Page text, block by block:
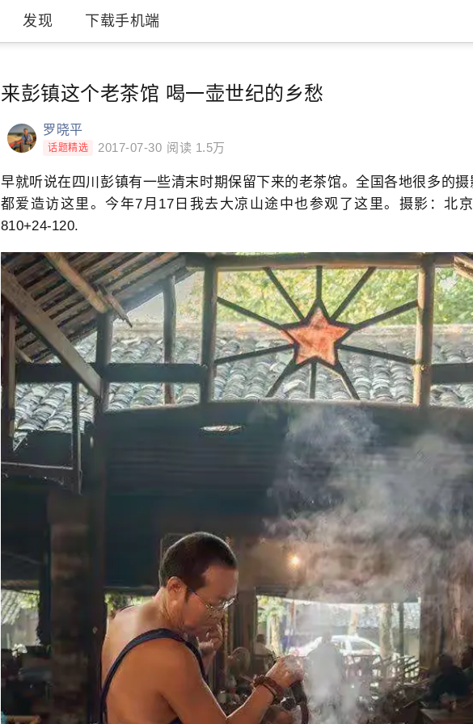
发现 下载手机端
来彭镇这个老茶馆 喝一壶世纪的乡愁
罗晓平
话题精选 2017-07-30 阅读 1.5万
早就听说在四川彭镇有一些清末时期保留下来的老茶馆。全国各地很多的
都爱造访这里。今年7月17日我去大凉山途中也参观了这里。摄影：北
810+24-120.